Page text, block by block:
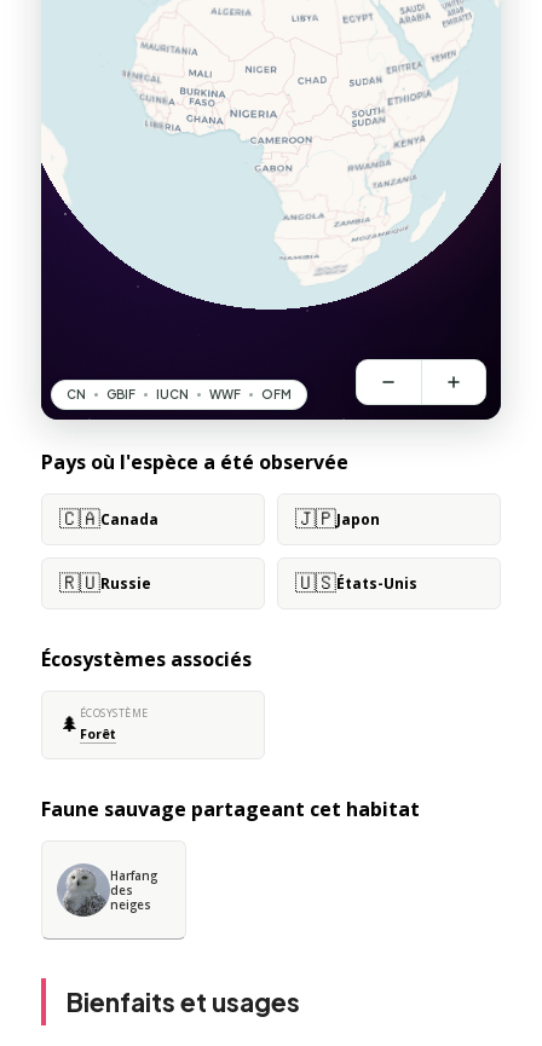
Pays où l'espèce a été observée
🇨🇦Canada 🇯🇵Japon
🇷🇺Russie 🇺🇸États-Unis
Écosystèmes associés
🌲 ÉCOSYSTÈME
Forêt
Faune sauvage partageant cet habitat
Harfang
des
neiges
Bienfaits et usages